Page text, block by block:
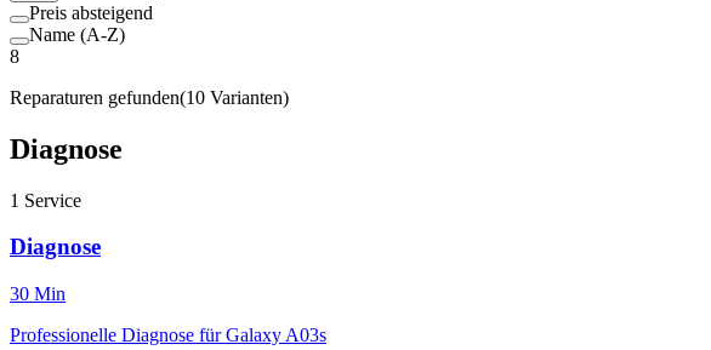
Preis absteigend
Name (A-Z)
8
Reparaturen gefunden(10 Varianten)
Diagnose
1 Service
Diagnose
30 Min
Professionelle Diagnose für Galaxy A03s